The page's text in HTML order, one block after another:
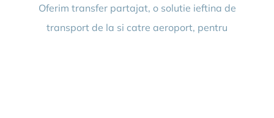
Persoane
Arad-
Timisoara
Aeroport
Oferim transfer partajat, o solutie ieftina de
transport de la si catre aeroport, pentru